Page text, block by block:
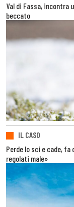
Val di Fassa, incontra
beccato
IL CASO
Perde lo sci e cade, fa
regolati male»